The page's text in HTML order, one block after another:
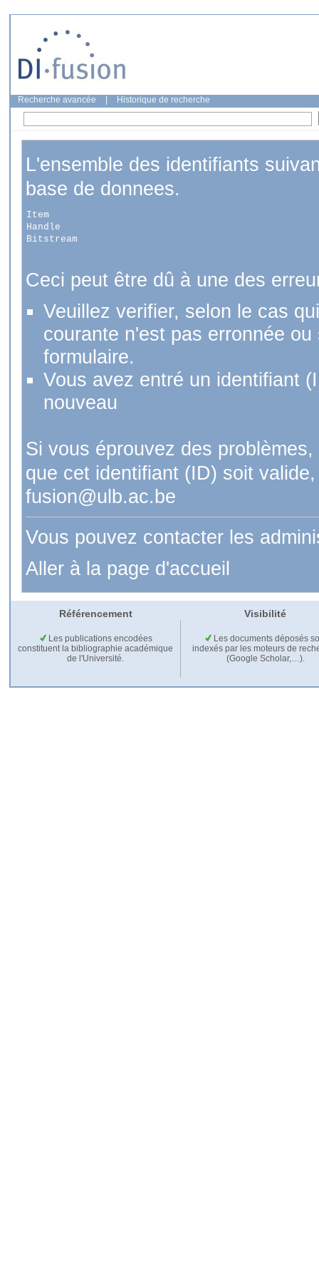
Recherche avancée Historique de recherche
L'ensemble des identifiants
base de donnees.
Item
Handle
Bitstream
Ceci peut être dû à une des
Veuillez verifier, selon le cas
courante n'est pas erronnée
formulaire.
Vous avez entré un identifiant
nouveau
Si vous éprouvez des
que cet identifiant (ID) soit
fusion@ulb.ac.be
Vous pouvez contacter les
Aller à la page d'accueil
Référencement Visibilité
Les publications encodées
constituent la bibliographie académique
de l'Université.
Les documents déposés
indexés par les moteurs de
(Google Scholar,…).